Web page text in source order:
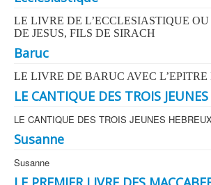
LE LIVRE DE L’ECCLESIASTIQUE
DE JESUS, FILS DE SIRACH
Baruc
LE LIVRE DE BARUC AVEC L’EPITRE
LE CANTIQUE DES TROIS
LE CANTIQUE DES TROIS JEUNES HEBREUX
Susanne
Susanne